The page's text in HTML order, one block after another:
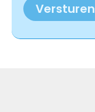
Versturen